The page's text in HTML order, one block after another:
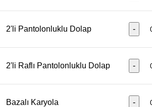
2'li Pantolonluklu Dolap -
2'li Raflı Pantolonluklu Dolap -
Bazalı Karyola -